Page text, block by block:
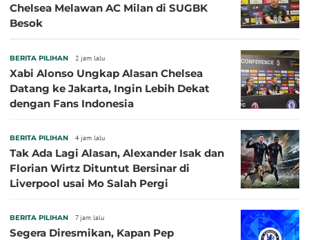
Chelsea Melawan AC Milan di SUGBK
Besok
BERITA PILIHAN 2 jam lalu
Xabi Alonso Ungkap Alasan Chelsea
Datang ke Jakarta, Ingin Lebih Dekat
dengan Fans Indonesia
BERITA PILIHAN 4 jam lalu
Tak Ada Lagi Alasan, Alexander Isak dan
Florian Wirtz Dituntut Bersinar di
Liverpool usai Mo Salah Pergi
BERITA PILIHAN 7 jam lalu
Segera Diresmikan, Kapan Pep